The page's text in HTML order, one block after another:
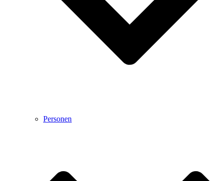
Personen